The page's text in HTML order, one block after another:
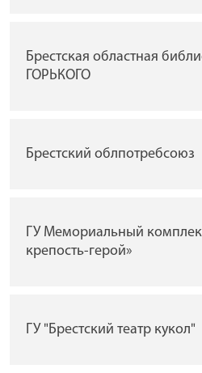
Брестская областная
ГОРЬКОГО
Брестский облпотребсоюз
ГУ Мемориальный
крепость-герой»
ГУ "Брестский театр кукол"